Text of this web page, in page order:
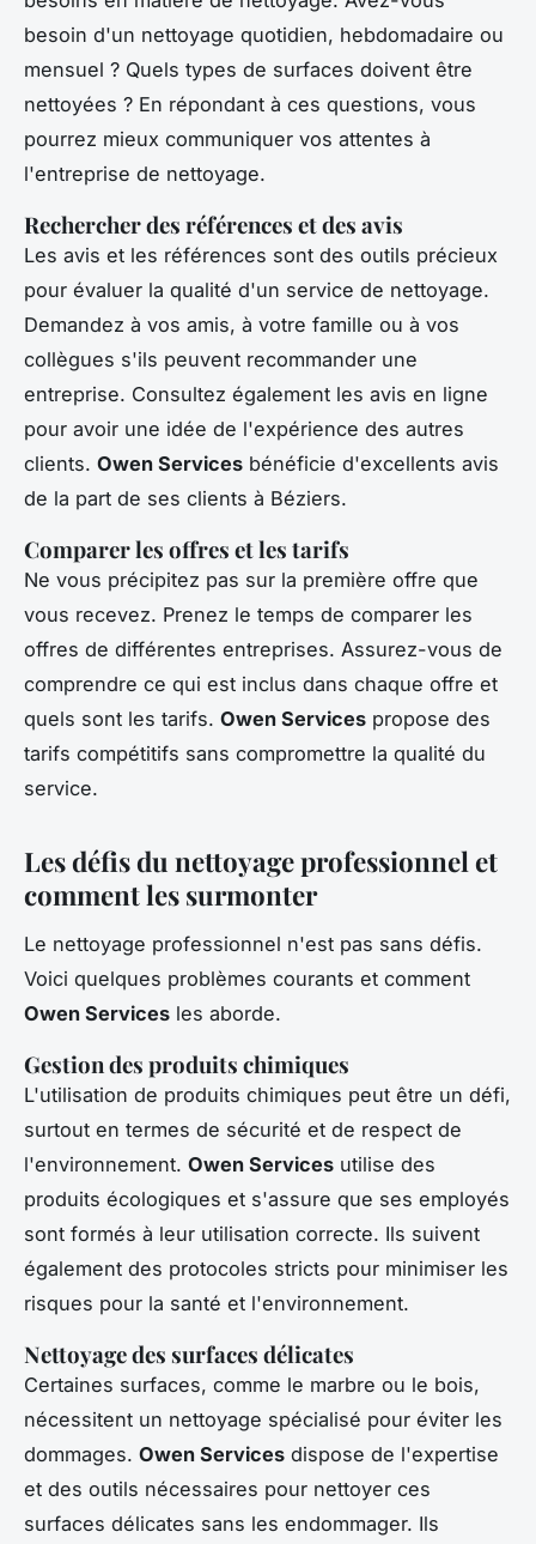
besoin d'un nettoyage quotidien, hebdomadaire ou
mensuel ? Quels types de surfaces doivent être
nettoyées ? En répondant à ces questions, vous
pourrez mieux communiquer vos attentes à
l'entreprise de nettoyage.
Rechercher des références et des avis
Les avis et les références sont des outils précieux
pour évaluer la qualité d'un service de nettoyage.
Demandez à vos amis, à votre famille ou à vos
collègues s'ils peuvent recommander une
entreprise. Consultez également les avis en ligne
pour avoir une idée de l'expérience des autres
clients. Owen Services bénéficie d'excellents avis
de la part de ses clients à Béziers.
Comparer les offres et les tarifs
Ne vous précipitez pas sur la première offre que
vous recevez. Prenez le temps de comparer les
offres de différentes entreprises. Assurez-vous de
comprendre ce qui est inclus dans chaque offre et
quels sont les tarifs. Owen Services propose des
tarifs compétitifs sans compromettre la qualité du
service.
Les défis du nettoyage professionnel et
comment les surmonter
Le nettoyage professionnel n'est pas sans défis.
Voici quelques problèmes courants et comment
Owen Services les aborde.
Gestion des produits chimiques
L'utilisation de produits chimiques peut être un défi,
surtout en termes de sécurité et de respect de
l'environnement. Owen Services utilise des
produits écologiques et s'assure que ses employés
sont formés à leur utilisation correcte. Ils suivent
également des protocoles stricts pour minimiser les
risques pour la santé et l'environnement.
Nettoyage des surfaces délicates
Certaines surfaces, comme le marbre ou le bois,
nécessitent un nettoyage spécialisé pour éviter les
dommages. Owen Services dispose de l'expertise
et des outils nécessaires pour nettoyer ces
surfaces délicates sans les endommager. Ils